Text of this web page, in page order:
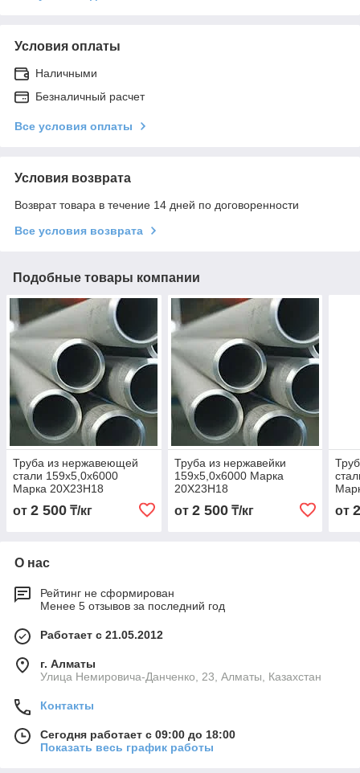
Условия оплаты
Наличными
Безналичный расчет
Все условия оплаты
Условия возврата
Возврат товара в течение 14 дней по договоренности
Все условия возврата
Подобные товары компании
Труба из нержавеющей
стали 159х5,0х6000
Марка 20Х23Н18
от 2 500 ₸/кг
Труба из нержавейки
159х5,0х6000 Марка
20Х23Н18
от 2 500₸/кг от
О нас
Рейтинг не сформирован
Менее 5 отзывов за последний год
Работает с 21.05.2012
г. Алматы
Улица Немировича-Данченко, 23, Алматы, Казахстан
Контакты
Сегодня работает с 09:00 до 18:00
Показать весь график работы